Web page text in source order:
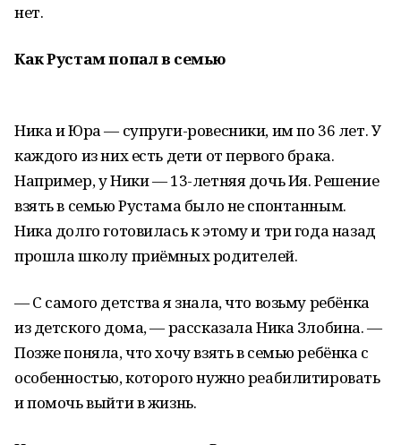
нет.
Как Рустам попал в семью
Ника и Юра — супруги-ровесники, им по 36 лет. У
каждого из них есть дети от первого брака.
Например, у Ники — 13-летняя дочь Ия. Решение
взять в семью Рустама было не спонтанным.
Ника долго готовилась к этому и три года назад
прошла школу приёмных родителей.
— С самого детства я знала, что возьму ребёнка
из детского дома, — рассказала Ника Злобина. —
Позже поняла, что хочу взять в семью ребёнка с
особенностью, которого нужно реабилитировать
и помочь выйти в жизнь.